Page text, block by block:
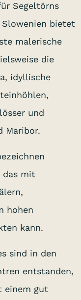
Segeltörns
bietet
malerische
die
idyllische
und
Maribor.
das mit
hohen
kann.
sind in den
entstanden,
einem gut